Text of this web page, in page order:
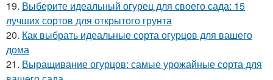
19. Выберите идеальный огурец для своего сада: 15
лучших сортов для открытого грунта
20. Как выбрать идеальные сорта огурцов для вашего
дома
21. Выращивание огурцов: самые урожайные сорта для